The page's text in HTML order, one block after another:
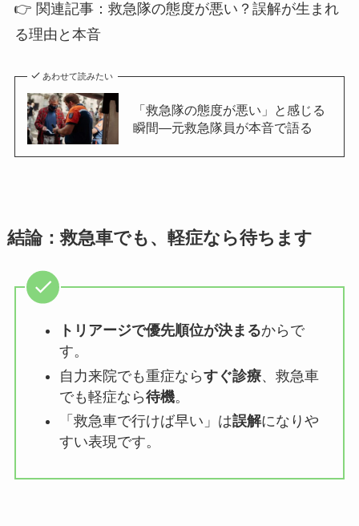
👉 関連記事：救急隊の態度が悪い？誤解が生まれ
る理由と本音
あわせて読みたい
「救急隊の態度が悪い」と感じる
瞬間—元救急隊員が本音で語る
結論：救急車でも、軽症なら待ちます
トリアージで優先順位が決まるからで
す。
自力来院でも重症ならすぐ診療、救急車
でも軽症なら待機。
「救急車で行けば早い」は誤解になりや
すい表現です。